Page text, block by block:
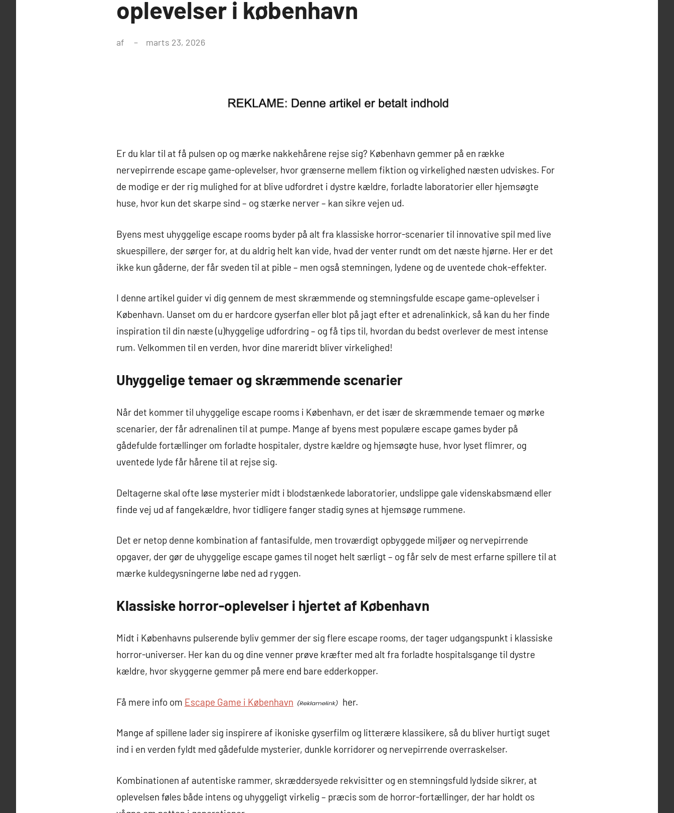
oplevelser i københavn
af marts 23, 2026
Er du klar til at få pulsen op og mærke nakkehårene rejse sig? København gemmer på en række
nervepirrende escape game-oplevelser, hvor grænserne mellem fiktion og virkelighed næsten udviskes. For
de modige er der rig mulighed for at blive udfordret i dystre kældre, forladte laboratorier eller hjemsøgte
huse, hvor kun det skarpe sind – og stærke nerver – kan sikre vejen ud.
Byens mest uhyggelige escape rooms byder på alt fra klassiske horror-scenarier til innovative spil med live
skuespillere, der sørger for, at du aldrig helt kan vide, hvad der venter rundt om det næste hjørne. Her er det
ikke kun gåderne, der får sveden til at pible – men også stemningen, lydene og de uventede chok-effekter.
I denne artikel guider vi dig gennem de mest skræmmende og stemningsfulde escape game-oplevelser i
København. Uanset om du er hardcore gyserfan eller blot på jagt efter et adrenalinkick, så kan du her finde
inspiration til din næste (u)hyggelige udfordring – og få tips til, hvordan du bedst overlever de mest intense
rum. Velkommen til en verden, hvor dine mareridt bliver virkelighed!
Uhyggelige temaer og skræmmende scenarier
Når det kommer til uhyggelige escape rooms i København, er det især de skræmmende temaer og mørke
scenarier, der får adrenalinen til at pumpe. Mange af byens mest populære escape games byder på
gådefulde fortællinger om forladte hospitaler, dystre kældre og hjemsøgte huse, hvor lyset flimrer, og
uventede lyde får hårene til at rejse sig.
Deltagerne skal ofte løse mysterier midt i blodstænkede laboratorier, undslippe gale videnskabsmænd eller
finde vej ud af fangekældre, hvor tidligere fanger stadig synes at hjemsøge rummene.
Det er netop denne kombination af fantasifulde, men troværdigt opbyggede miljøer og nervepirrende
opgaver, der gør de uhyggelige escape games til noget helt særligt – og får selv de mest erfarne spillere til at
mærke kuldegysningerne løbe ned ad ryggen.
Klassiske horror-oplevelser i hjertet af København
Midt i Københavns pulserende byliv gemmer der sig flere escape rooms, der tager udgangspunkt i klassiske
horror-universer. Her kan du og dine venner prøve kræfter med alt fra forladte hospitalsgange til dystre
kældre, hvor skyggerne gemmer på mere end bare edderkopper.
Få mere info om Escape Game i København her.
Mange af spillene lader sig inspirere af ikoniske gyserfilm og litterære klassikere, så du bliver hurtigt suget
ind i en verden fyldt med gådefulde mysterier, dunkle korridorer og nervepirrende overraskelser.
Kombinationen af autentiske rammer, skræddersyede rekvisitter og en stemningsfuld lydside sikrer, at
oplevelsen føles både intens og uhyggeligt virkelig – præcis som de horror-fortællinger, der har holdt os